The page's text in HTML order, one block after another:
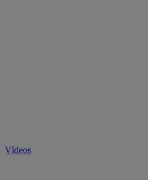
Vídeos